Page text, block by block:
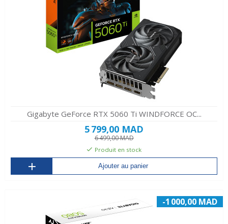
Gigabyte GeForce RTX 5060 Ti WINDFORCE OC...
5 799,00 MAD
6 499,00 MAD
Produit en stock
Ajouter au panier
-1 000,00 MAD